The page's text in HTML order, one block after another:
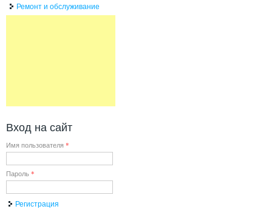
Ремонт и обслуживание
Вход на сайт
Имя пользователя *
Пароль *
Регистрация